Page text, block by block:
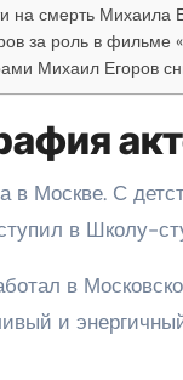
на смерть Михаила
за роль в фильме
Михаил Егоров
Москве. С
в Школу-
в
и